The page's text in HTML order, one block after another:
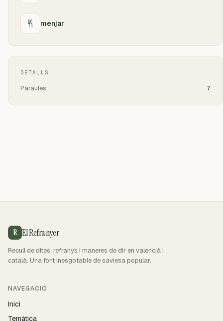
menjar
DETALLS
Paraules 7
R El Refranyer
Recull de dites, refranys i maneres de dir en valencià i
català. Una font inesgotable de saviesa popular.
NAVEGACIÓ
Inici
Temàtica